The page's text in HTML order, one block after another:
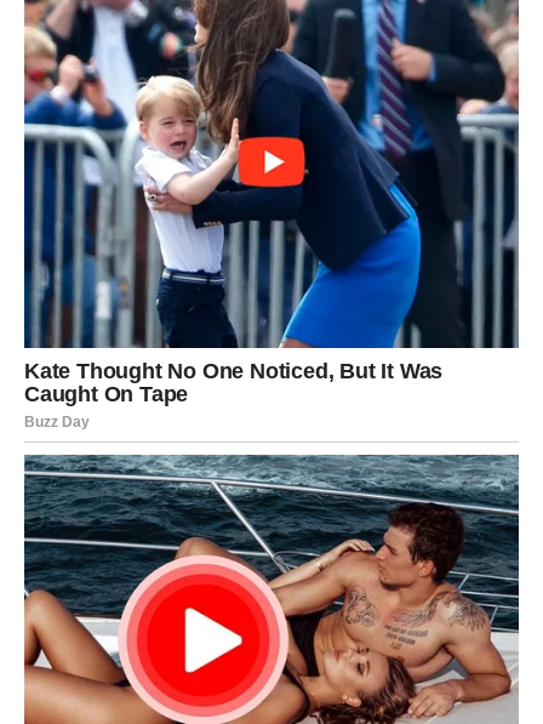
Njega i obnova kožnog
namještaja
Kožni namještaj zahtijeva posebnu pažnju, jer se s vremenom
može isušiti i ispucati. Glicerin je idealan zaodržavanje
mekoće i elastičnosti kože
Pomiješan s malo vode, glicerin se nanosi mekanom krpom